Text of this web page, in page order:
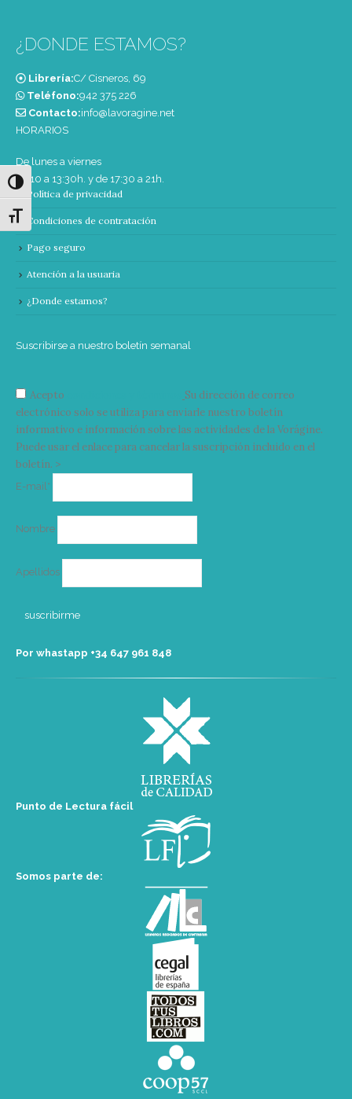
Alternar alto contraste
Alternar tamaño de letra
¿DONDE ESTAMOS?
Librería:C/ Cisneros, 69
Teléfono:‭942 375 226‬
Contacto:info@lavoragine.net
HORARIOS
De lunes a viernes
de 10 a 13:30h. y de 17:30 a 21h.
Política de privacidad
Condiciones de contratación
Pago seguro
Atención a la usuaria
¿Donde estamos?
Suscribirse a nuestro boletín semanal
Acepto
Su dirección de correo
electrónico solo se utiliza para enviarle nuestro boletín
informativo e información sobre las actividades de la Vorágine.
Puede usar el enlace para cancelar la suscripción incluido en el
boletín. >
E-mail*
Nombre
Apellidos
Por whastapp +34 ‭647 961 848‬
Punto de Lectura fácil
Somos parte de: